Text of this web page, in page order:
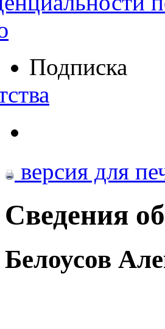
Подписка
версия для
Сведения
Белоусов